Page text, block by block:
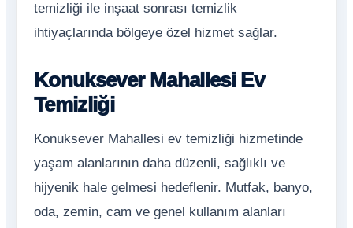
temizliği ile inşaat sonrası temizlik
ihtiyaçlarında bölgeye özel hizmet sağlar.
Konuksever Mahallesi Ev
Temizliği
Konuksever Mahallesi ev temizliği hizmetinde
yaşam alanlarının daha düzenli, sağlıklı ve
hijyenik hale gelmesi hedeflenir. Mutfak, banyo,
oda, zemin, cam ve genel kullanım alanları